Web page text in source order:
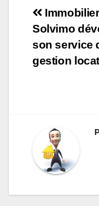
de
l’article
Solvimo
son service
gestion